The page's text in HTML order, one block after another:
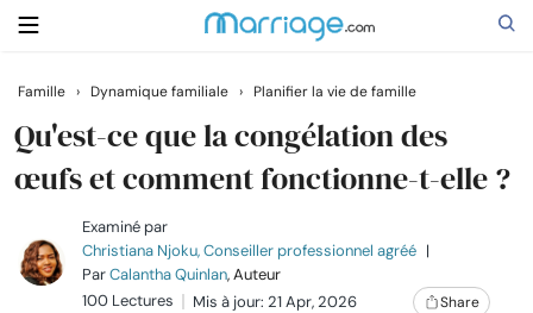
Rechercher
Se marier
Relations
Famille › Dynamique familiale › Planifier la vie de famille
Qu'est-ce que la congélation des
œufs et comment fonctionne-t-elle ?
Examiné par
Christiana Njoku, Conseiller professionnel agréé |
ParCalantha Quinlan, Auteur
100 Lectures
Mis à jour: 21 Apr, 2026 Share